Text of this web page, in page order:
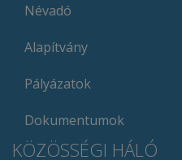
Névadó
Alapítvány
Pályázatok
Dokumentumok
KÖZÖSSÉGI HÁLÓ